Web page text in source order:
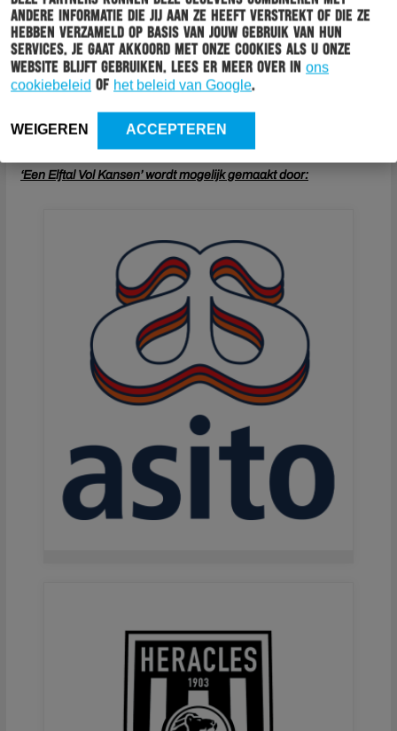
andere informatie die jij aan ze heeft verstrekt of die ze
hebben verzameld op basis van jouw gebruik van hun
services. Je gaat akkoord met onze cookies als u onze
website blijft gebruiken. Lees er meer over in ons
cookiebeleid of het beleid van Google.
WEIGEREN ACCEPTEREN
‘Een Elftal Vol Kansen’ wordt mogelijk gemaakt door: